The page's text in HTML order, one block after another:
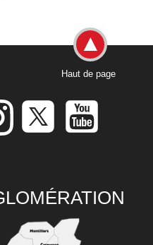
Haut de page